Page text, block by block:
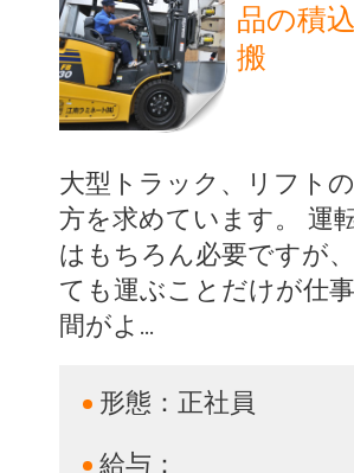
品の積
搬
大型トラック、リフト
方を求めています。 運
はもちろん必要ですが
ても運ぶことだけが仕
間がよ...
形態： 正社員
給与：